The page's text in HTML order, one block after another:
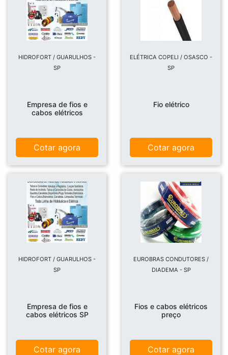
HIDROFORT / GUARULHOS -
SP
Empresa de fios e
cabos elétricos
Cotar agora
ELÉTRICA COPELI / OSASCO -
SP
Fio elétrico
Cotar agora
HIDROFORT / GUARULHOS -
SP
Empresa de fios e
cabos elétricos SP
Cotar agora
EUROBRAS CONDUTORES /
DIADEMA - SP
Fios e cabos elétricos
preço
Cotar agora